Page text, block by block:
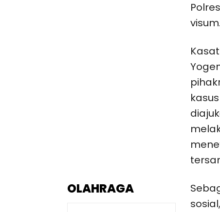
OLAHRAGA
visum.